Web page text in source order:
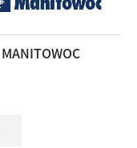
MANITOWOC